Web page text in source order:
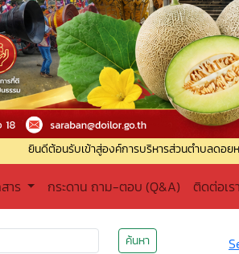
เข้าสู่องค์การบริหารส่วนตำบลดอยหล่อ ติดต่อสอบ
าร กระดาน ถาม-ตอบ (Q&A) ติดต่อเรา
ค้นหา